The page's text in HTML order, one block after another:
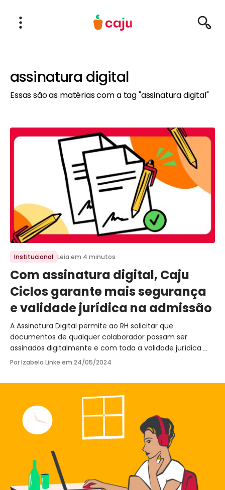
Menu Principal
Abrir Menu
assinatura digital
Essas são as matérias com a tag "assinatura digital"
Institucional Leia em 4 minutos
Com assinatura digital, Caju
Ciclos garante mais segurança
e validade jurídica na admissão
A Assinatura Digital permite ao RH solicitar que
documentos de qualquer colaborador possam ser
assinados digitalmente e com toda a validade jurídica.
Saiba mais!
Por Izabela Linke em 24/05/2024